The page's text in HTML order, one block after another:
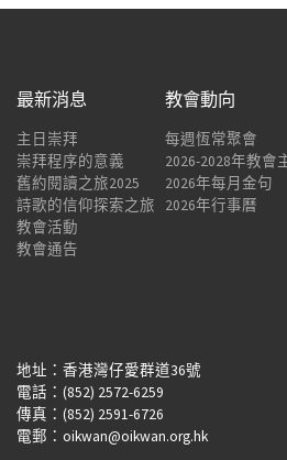
最新消息
主日崇拜
崇拜程序的意義
舊約閱讀之旅2025
詩歌的信仰探索之旅
教會活動
教會通告
教會動向
每週恆常聚會
2026-2028年教會
2026年每月金句
2026年行事曆
地址：香港灣仔愛群道36號
電話：(852) 2572-6259
傳真：(852) 2591-6726
電郵：oikwan@oikwan.org.hk